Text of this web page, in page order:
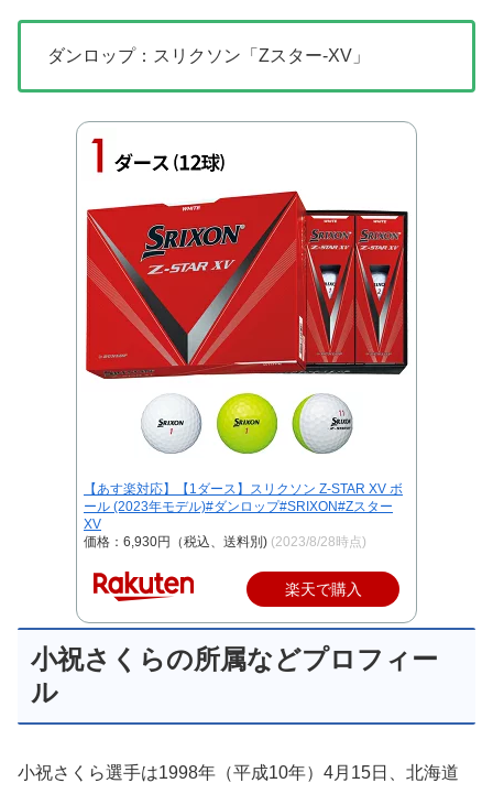
ダンロップ：スリクソン「Zスター-XV」
【あす楽対応】【1ダース】スリクソン Z-STAR XV ボ
ール (2023年モデル)#ダンロップ#SRIXON#Zスター
XV
価格：6,930円（税込、送料別) (2023/8/28時点)
楽天で購入
小祝さくらの所属などプロフィー
ル
小祝さくら選手は1998年（平成10年）4月15日、北海道